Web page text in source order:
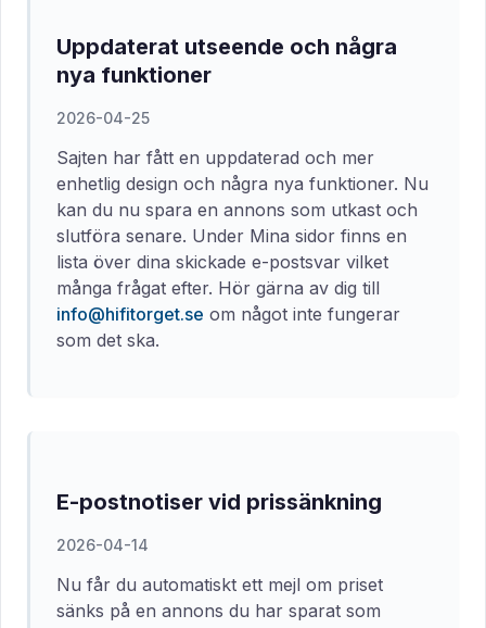
Uppdaterat utseende och några
nya funktioner
2026-04-25
Sajten har fått en uppdaterad och mer
enhetlig design och några nya funktioner. Nu
kan du nu spara en annons som utkast och
slutföra senare. Under Mina sidor finns en
lista över dina skickade e-postsvar vilket
många frågat efter. Hör gärna av dig till
info@hifitorget.se om något inte fungerar
som det ska.
E-postnotiser vid prissänkning
2026-04-14
Nu får du automatiskt ett mejl om priset
sänks på en annons du har sparat som